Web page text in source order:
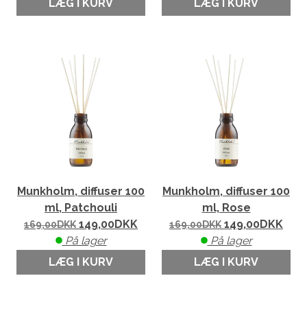
LÆG I KURV
LÆG I KURV
Munkholm, diffuser 100
ml, Patchouli
169,00DKK 149,00DKK
På lager
LÆG I KURV
Munkholm, diffuser 100
ml, Rose
169,00DKK 149,00DKK
På lager
LÆG I KURV